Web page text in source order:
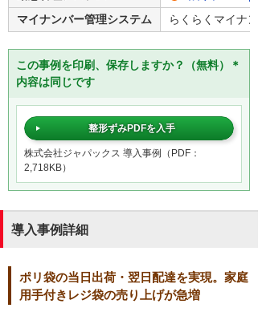
マイナンバー管理システム
らくらくマイナ
この事例を印刷、保存しますか？（無料）＊
内容は同じです
整形ずみPDFを入手
株式会社ジャパックス 導入事例（PDF：
2,718KB）
導入事例詳細
ポリ袋の当日出荷・翌日配達を実現。家庭
用手付きレジ袋の売り上げが急増